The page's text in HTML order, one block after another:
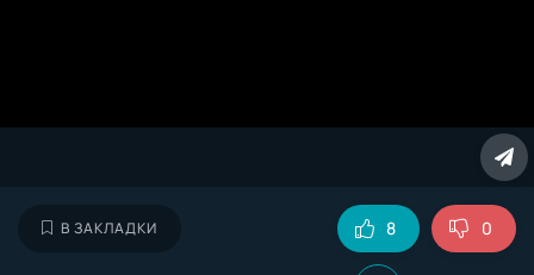
В ЗАКЛАДКИ 8 0